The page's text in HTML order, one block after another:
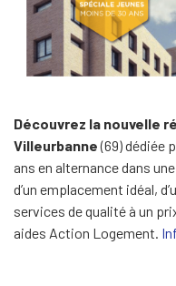
Découvrez la nouvelle
Villeurbanne(69) dédiée
ans en alternance dans
d’un emplacement idéal,
services de qualité à un
aides Action Logement.